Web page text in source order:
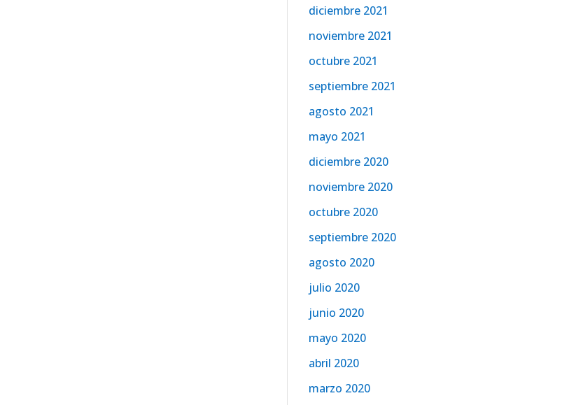
diciembre 2021
noviembre 2021
octubre 2021
septiembre 2021
agosto 2021
mayo 2021
diciembre 2020
noviembre 2020
octubre 2020
septiembre 2020
agosto 2020
julio 2020
junio 2020
mayo 2020
abril 2020
marzo 2020